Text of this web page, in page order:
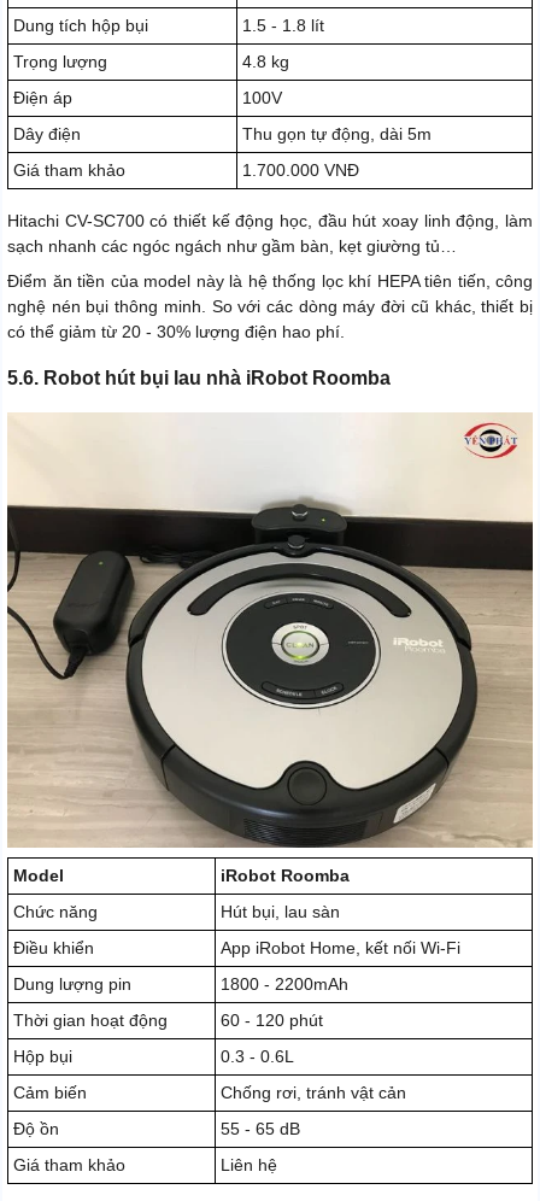
Dung tích hộp bụi
1.5 - 1.8 lít
Trọng lượng
4.8 kg
Điện áp
100V
Dây điện
Thu gọn tự động, dài 5m
Giá tham khảo
1.700.000 VNĐ
Hitachi CV-SC700 có thiết kế động học, đầu hút xoay linh động, làm
sạch nhanh các ngóc ngách như gầm bàn, kẹt giường tủ…
Điểm ăn tiền của model này là hệ thống lọc khí HEPA tiên tiến, công
nghệ nén bụi thông minh. So với các dòng máy đời cũ khác, thiết bị
có thể giảm từ 20 - 30% lượng điện hao phí.
5.6. Robot hút bụi lau nhà iRobot Roomba
Model
iRobot Roomba
Chức năng
Hút bụi, lau sàn
Điều khiển
App iRobot Home, kết nối Wi-Fi
Dung lượng pin
1800 - 2200mAh
Thời gian hoạt động
60 - 120 phút
Hộp bụi
0.3 - 0.6L
Cảm biến
Chống rơi, tránh vật cản
Độ ồn
55 - 65 dB
Giá tham khảo
Liên hệ